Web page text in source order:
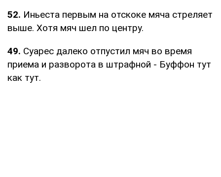
52. Иньеста первым на отскоке мяча стреляет
выше. Хотя мяч шел по центру.
49. Суарес далеко отпустил мяч во время
приема и разворота в штрафной - Буффон тут
как тут.